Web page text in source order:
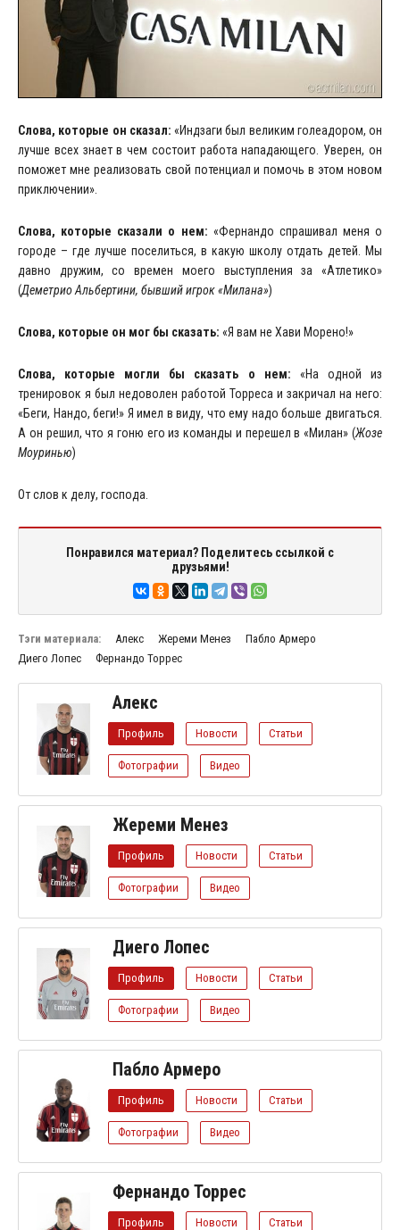
Слова, которые он сказал: «Индзаги был великим голеадором, он
лучше всех знает в чем состоит работа нападающего. Уверен, он
поможет мне реализовать свой потенциал и помочь в этом новом
приключении».
Слова, которые сказали о нем: «Фернандо спрашивал меня о
городе – где лучше поселиться, в какую школу отдать детей. Мы
давно дружим, со времен моего выступления за «Атлетико»
(Деметрио Альбертини, бывший игрок «Милана»)
Слова, которые он мог бы сказать: «Я вам не Хави Морено!»
Слова, которые могли бы сказать о нем: «На одной из
тренировок я был недоволен работой Торреса и закричал на него:
«Беги, Нандо, беги!» Я имел в виду, что ему надо больше двигаться.
А он решил, что я гоню его из команды и перешел в «Милан» (Жозе
Моуринью)
От слов к делу, господа.
Понравился материал? Поделитесь ссылкой с
друзьями!
Тэги материала: Алекс Жереми Менез
Пабло Армеро
Диего Лопес
Фернандо Торрес
Алекс
Профиль Новости Статьи
Фотографии Видео
Жереми Менез
Профиль Новости Статьи
Фотографии Видео
Диего Лопес
Профиль Новости Статьи
Фотографии Видео
Пабло Армеро
Профиль Новости Статьи
Фотографии Видео
Фернандо Торрес
Профиль Новости Статьи